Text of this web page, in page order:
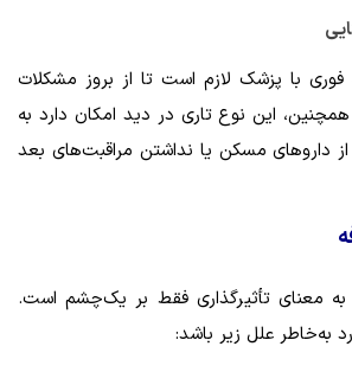
با پزشک لازم است تا از بروز مشکلات
این نوع تاری در دید امکان دارد به
داروهای مسکن یا نداشتن مراقبت‌های بعد
معنای تأثیرگذاری فقط بر یک‌چشم است.
به‌خاطر علل زیر باشد: